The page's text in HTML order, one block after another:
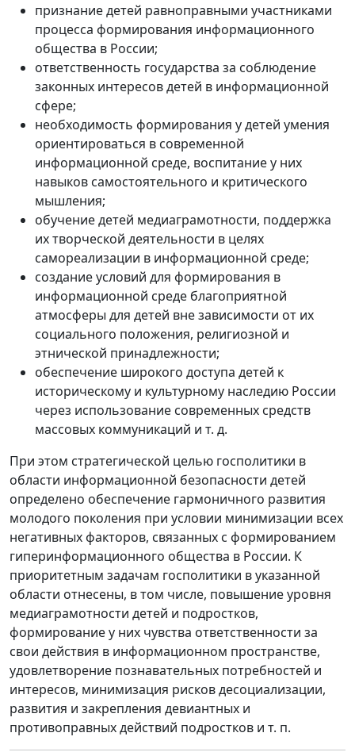
признание детей равноправными участниками
процесса формирования информационного
общества в России;
ответственность государства за соблюдение
законных интересов детей в информационной
сфере;
необходимость формирования у детей умения
ориентироваться в современной
информационной среде, воспитание у них
навыков самостоятельного и критического
мышления;
обучение детей медиаграмотности, поддержка
их творческой деятельности в целях
самореализации в информационной среде;
создание условий для формирования в
информационной среде благоприятной
атмосферы для детей вне зависимости от их
социального положения, религиозной и
этнической принадлежности;
обеспечение широкого доступа детей к
историческому и культурному наследию России
через использование современных средств
массовых коммуникаций и т. д.
При этом стратегической целью госполитики в
области информационной безопасности детей
определено обеспечение гармоничного развития
молодого поколения при условии минимизации всех
негативных факторов, связанных с формированием
гиперинформационного общества в России. К
приоритетным задачам госполитики в указанной
области отнесены, в том числе, повышение уровня
медиаграмотности детей и подростков,
формирование у них чувства ответственности за
свои действия в информационном пространстве,
удовлетворение познавательных потребностей и
интересов, минимизация рисков десоциализации,
развития и закрепления девиантных и
противоправных действий подростков и т. п.